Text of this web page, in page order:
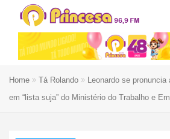
Home Tá Rolando
Leonardo se
em “lista suja” do Ministério do Trabalho e